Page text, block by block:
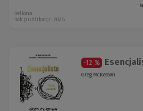
Bellona
Rok publikacji: 2025
-12 %
Greg McKeown